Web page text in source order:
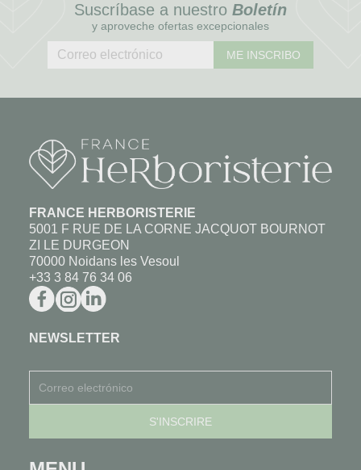
Suscríbase a nuestro Boletín
y aproveche ofertas excepcionales
ME INSCRIBO
FRANCE HERBORISTERIE
5001 F RUE DE LA CORNE JACQUOT BOURNOT
ZI LE DURGEON
70000 Noidans les Vesoul
+33 3 84 76 34 06
NEWSLETTER